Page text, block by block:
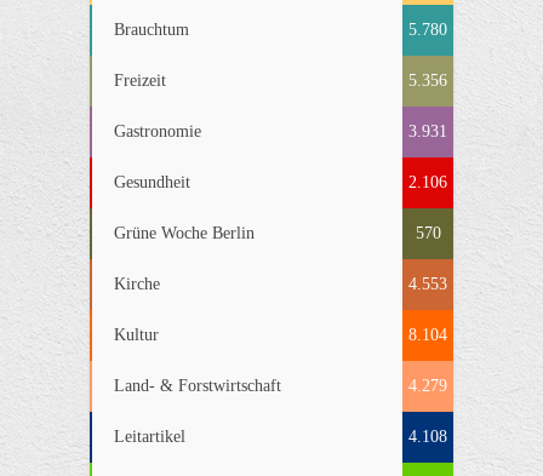
Brauchtum 5.780
Freizeit 5.356
Gastronomie 3.931
Gesundheit 2.106
Grüne Woche Berlin 570
Kirche 4.553
Kultur 8.104
Land- & Forstwirtschaft 4.279
Leitartikel 4.108